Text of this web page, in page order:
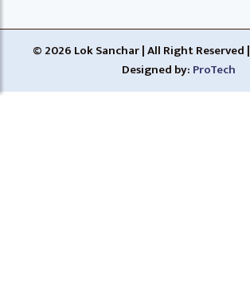
© 2026 Lok Sanchar | All Right Reserved |
Designed by: ProTech